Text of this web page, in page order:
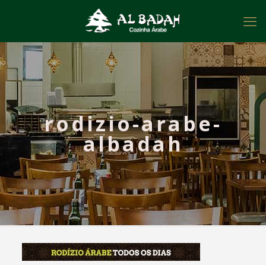
rodizio-arabe-
albadah